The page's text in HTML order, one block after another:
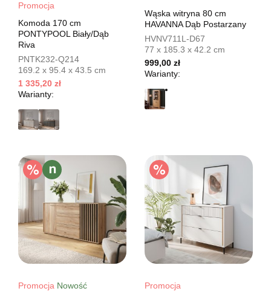
Promocja
Komoda 170 cm
PONTYPOOL Biały/Dąb
Riva
PNTK232-Q214
169.2 x 95.4 x 43.5 cm
1 335,20 zł
Warianty:
Wąska witryna 80 cm
HAVANNA Dąb Postarzany
HVNV711L-D67
77 x 185.3 x 42.2 cm
999,00 zł
Warianty:
Promocja Nowość
Promocja